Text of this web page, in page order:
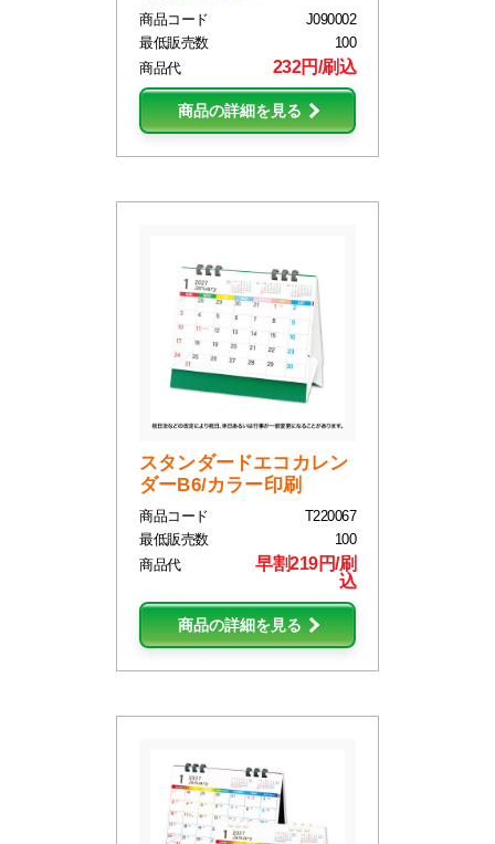
商品コード
J090002
最低販売数
100
商品代
232円/刷込
商品の詳細を見る
スタンダードエコカレン
ダーB6/カラー印刷
商品コード
T220067
最低販売数
100
商品代
早割219円/刷
込
商品の詳細を見る